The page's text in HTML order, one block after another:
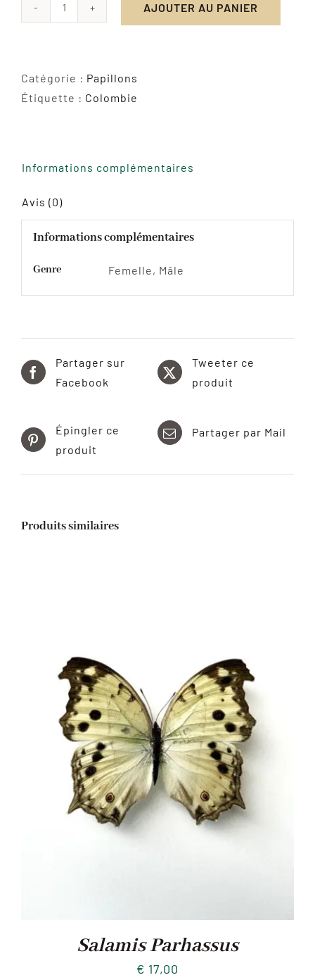
quantité
Peleides
AJOUTER AU PANIER
Catégorie : Papillons
Étiquette : Colombie
Informations complémentaires
Avis (0)
Informations complémentaires
Genre Femelle, Mâle
Partager sur
Facebook
Tweeter ce
produit
Épingler ce
produit
Partager par Mail
Produits similaires
Salamis Parhassus
€ 17,00